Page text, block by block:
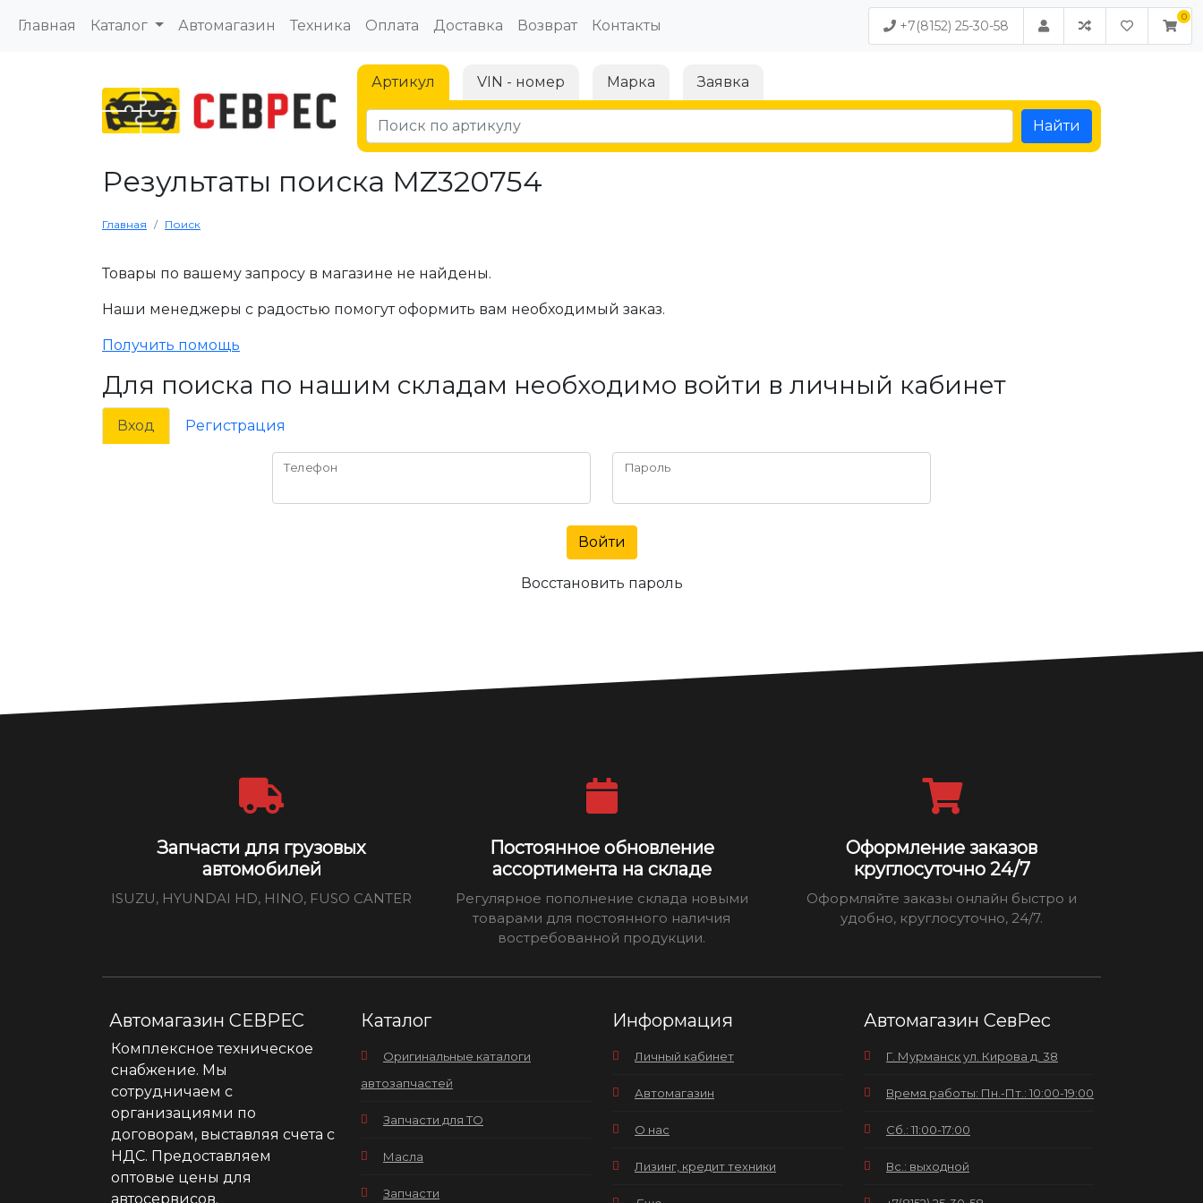
Главная Каталог Автомагазин Техника Оплата Доставка Возврат Контакты +7(8152) 25-30-58
Артикул VIN - номер Марка Заявка
Найти
Результаты поиска MZ320754
Главная Поиск
Товары по вашему запросу в магазине не найдены.
Наши менеджеры с радостью помогут оформить вам необходимый заказ.
Получить помощь
Для поиска по нашим складам необходимо войти в личный кабинет
Вход Регистрация
Телефон Пароль
Войти
Восстановить пароль
Запчасти для грузовых
автомобилей
ISUZU, HYUNDAI HD, HINO, FUSO CANTER
Постоянное обновление
ассортимента на складе
Регулярное пополнение склада новыми
товарами для постоянного наличия
востребованной продукции.
Оформление заказов
круглосуточно 24/7
Оформляйте заказы онлайн быстро и
удобно, круглосуточно, 24/7.
Автомагазин СЕВРЕС
Комплексное техническое
снабжение. Мы
сотрудничаем с
организациями по
договорам, выставляя счета с
НДС. Предоставляем
оптовые цены для
автосервисов.
Каталог
Оригинальные каталоги
автозапчастей
Запчасти для ТО
Масла
Запчасти
Информация
Личный кабинет
Автомагазин
О нас
Лизинг, кредит техники
Автомагазин СевРес
Г. Мурманск ул. Кирова д. 38
Время работы: Пн.-Пт.: 10:00-19:00
Сб.: 11:00-17:00
Вс.: выходной